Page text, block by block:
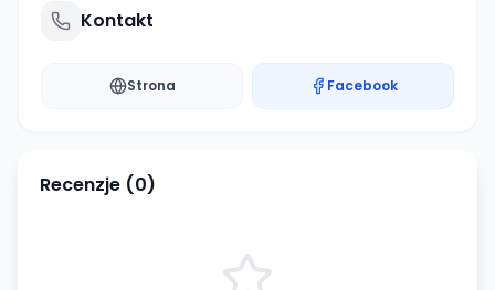
Kontakt
Strona Facebook
Recenzje (0)